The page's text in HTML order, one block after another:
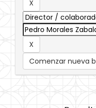
Comenzar nueva